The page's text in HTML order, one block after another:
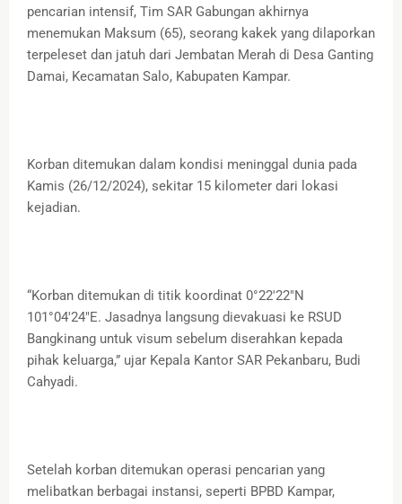
pencarian intensif, Tim SAR Gabungan akhirnya
menemukan Maksum (65), seorang kakek yang dilaporkan
terpeleset dan jatuh dari Jembatan Merah di Desa Ganting
Damai, Kecamatan Salo, Kabupaten Kampar.
Korban ditemukan dalam kondisi meninggal dunia pada
Kamis (26/12/2024), sekitar 15 kilometer dari lokasi
kejadian.
“Korban ditemukan di titik koordinat 0°22'22"N
101°04'24"E. Jasadnya langsung dievakuasi ke RSUD
Bangkinang untuk visum sebelum diserahkan kepada
pihak keluarga,” ujar Kepala Kantor SAR Pekanbaru, Budi
Cahyadi.
Setelah korban ditemukan operasi pencarian yang
melibatkan berbagai instansi, seperti BPBD Kampar,